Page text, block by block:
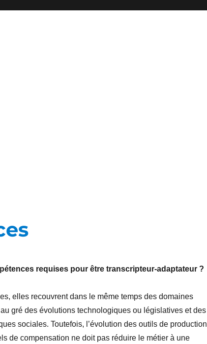
requises pour être transcripteur-adaptateur ?
elles recouvrent dans le même temps des domaines
gré des évolutions technologiques ou législatives et des
sociales. Toutefois, l’évolution des outils de production
de compensation ne doit pas réduire le métier à une